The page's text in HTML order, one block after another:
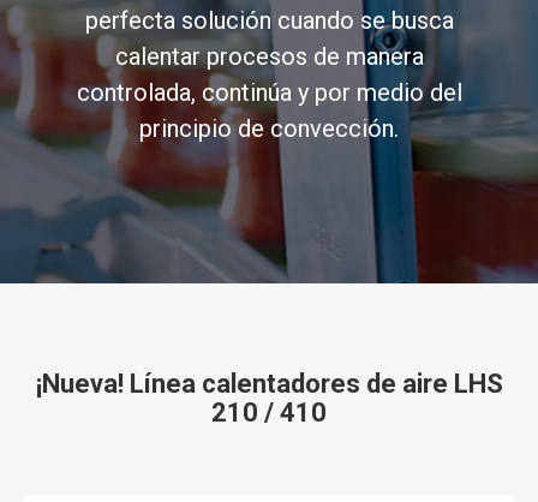
perfecta solución cuando se busca
calentar procesos de manera
controlada, continúa y por medio del
principio de convección.
¡Nueva! Línea calentadores de aire LHS
210 / 410